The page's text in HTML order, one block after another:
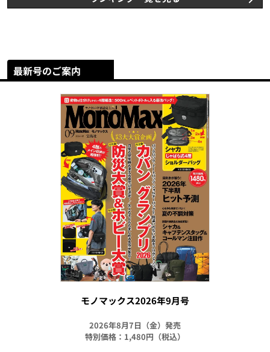
最新号のご案内
モノマックス2026年9月号
2026年8月7日（金）発売
特別価格：1,480円（税込）